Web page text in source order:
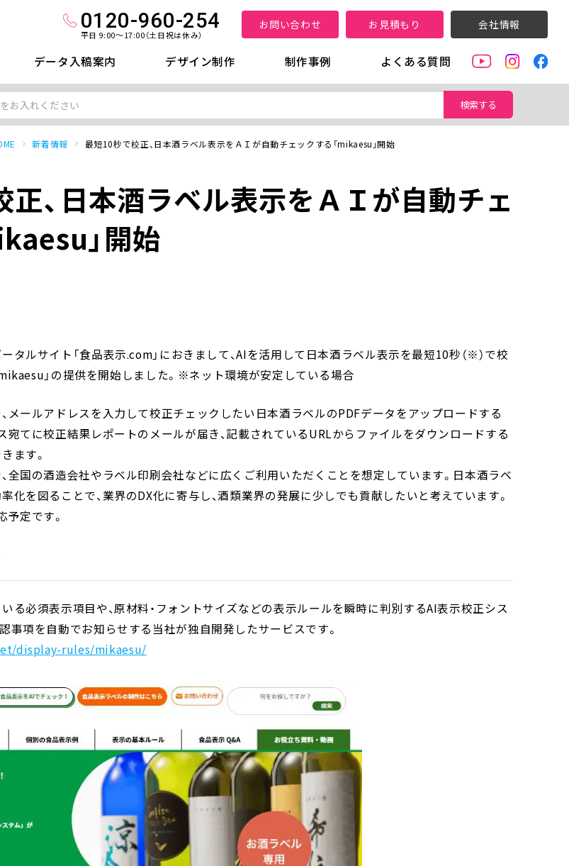
0120-960-254
平日 9:00～17:00（土日祝は休み）
お問い合わせ お見積もり 会社情報
データ入稿案内 デザイン制作 制作事例 よくある質問
検索する
新着情報 最短10秒で校正、日本酒ラベル表示をＡＩが自動チェックする「mikaesu」開始
、日本酒ラベル表示をＡＩが自動チェ
」開始
タルサイト「食品表示.com」におきまして、AIを活用して日本酒ラベル表示を最短10秒（※）で校
」の提供を開始しました。※ネット環境が安定している場合
メールアドレスを入力して校正チェックしたい日本酒ラベルのPDFデータをアップロードする
宛てに校正結果レポートのメールが届き、記載されているURLからファイルをダウンロードする
ます。
全国の酒造会社やラベル印刷会社などに広くご利用いただくことを想定しています。日本酒ラベ
化を図ることで、業界のDX化に寄与し、酒類業界の発展に少しでも貢献したいと考えています。
予定です。
る必須表示項目や、原材料・フォントサイズなどの表示ルールを瞬時に判別するAI表示校正シス
事項を自動でお知らせする当社が独自開発したサービスです。
display-rules/mikaesu/